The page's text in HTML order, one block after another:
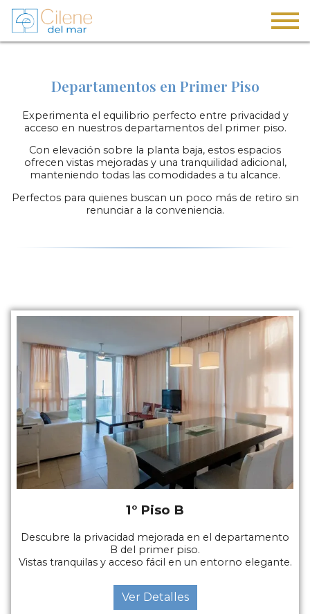
Departamentos en Primer Piso
Experimenta el equilibrio perfecto entre privacidad y
acceso en nuestros departamentos del primer piso.
Con elevación sobre la planta baja, estos espacios
ofrecen vistas mejoradas y una tranquilidad adicional,
manteniendo todas las comodidades a tu alcance.
Perfectos para quienes buscan un poco más de retiro sin
renunciar a la conveniencia.
1° Piso B
Descubre la privacidad mejorada en el departamento
B del primer piso.
Vistas tranquilas y acceso fácil en un entorno elegante.
Ver Detalles